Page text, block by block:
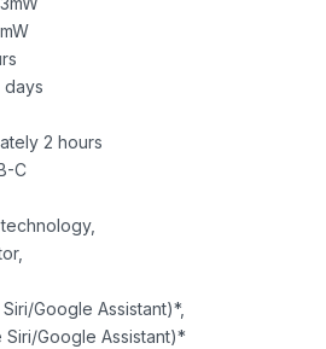
days
2 hours
C
Google Assistant)*,
Google Assistant)*